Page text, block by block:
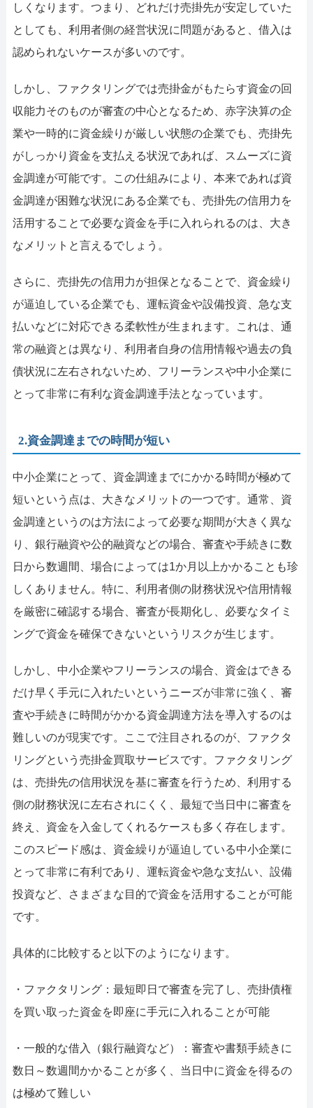
しくなります。つまり、どれだけ売掛先が安定していた
としても、利用者側の経営状況に問題があると、借入は
認められないケースが多いのです。
しかし、ファクタリングでは売掛金がもたらす資金の回
収能力そのものが審査の中心となるため、赤字決算の企
業や一時的に資金繰りが厳しい状態の企業でも、売掛先
がしっかり資金を支払える状況であれば、スムーズに資
金調達が可能です。この仕組みにより、本来であれば資
金調達が困難な状況にある企業でも、売掛先の信用力を
活用することで必要な資金を手に入れられるのは、大き
なメリットと言えるでしょう。
さらに、売掛先の信用力が担保となることで、資金繰り
が逼迫している企業でも、運転資金や設備投資、急な支
払いなどに対応できる柔軟性が生まれます。これは、通
常の融資とは異なり、利用者自身の信用情報や過去の負
債状況に左右されないため、フリーランスや中小企業に
とって非常に有利な資金調達手法となっています。
2.資金調達までの時間が短い
中小企業にとって、資金調達までにかかる時間が極めて
短いという点は、大きなメリットの一つです。通常、資
金調達というのは方法によって必要な期間が大きく異な
り、銀行融資や公的融資などの場合、審査や手続きに数
日から数週間、場合によっては1か月以上かかることも珍
しくありません。特に、利用者側の財務状況や信用情報
を厳密に確認する場合、審査が長期化し、必要なタイミ
ングで資金を確保できないというリスクが生じます。
しかし、中小企業やフリーランスの場合、資金はできる
だけ早く手元に入れたいというニーズが非常に強く、審
査や手続きに時間がかかる資金調達方法を導入するのは
難しいのが現実です。ここで注目されるのが、ファクタ
リングという売掛金買取サービスです。ファクタリング
は、売掛先の信用状況を基に審査を行うため、利用する
側の財務状況に左右されにくく、最短で当日中に審査を
終え、資金を入金してくれるケースも多く存在します。
このスピード感は、資金繰りが逼迫している中小企業に
とって非常に有利であり、運転資金や急な支払い、設備
投資など、さまざまな目的で資金を活用することが可能
です。
具体的に比較すると以下のようになります。
・ファクタリング：最短即日で審査を完了し、売掛債権
を買い取った資金を即座に手元に入れることが可能
・一般的な借入（銀行融資など）：審査や書類手続きに
数日～数週間かかることが多く、当日中に資金を得るの
は極めて難しい